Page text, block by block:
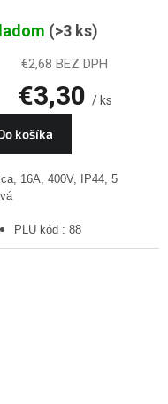
(>3 ks)
€2,68 BEZ DPH
€3,30 / ks
košíka
16A, 400V, IP44, 5
PLU kód : 88